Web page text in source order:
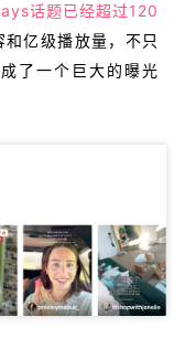
话题已经超过120
和亿级播放量，不只
了一个巨大的曝光